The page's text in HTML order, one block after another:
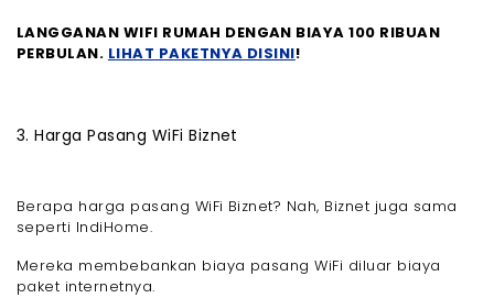
LANGGANAN WIFI RUMAH DENGAN BIAYA 100 RIBUAN
PERBULAN. LIHAT PAKETNYA DISINI!
3. Harga Pasang WiFi Biznet
Berapa harga pasang WiFi Biznet? Nah, Biznet juga sama
seperti IndiHome.
Mereka membebankan biaya pasang WiFi diluar biaya
paket internetnya.